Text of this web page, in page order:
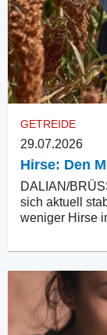
GETREIDE
29.07.2026
Hirse: Den
DALIAN/
sich aktuell
weniger Hirse